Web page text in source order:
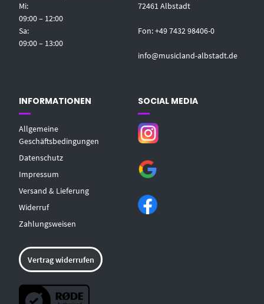
Mi:
09:00 – 12:00
Sa:
09:00 – 13:00
72461 Albstadt
Fon: +49 7432 98406-0
info@musicland-albstadt.de
INFORMATIONEN
Allgemeine
Geschäftsbedingungen
Datenschutz
Impressum
Versand & Lieferung
Widerruf
Zahlungsweisen
SOCIAL MEDIA
Vertrag widerrufen